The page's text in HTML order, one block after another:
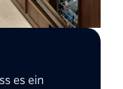
es ein